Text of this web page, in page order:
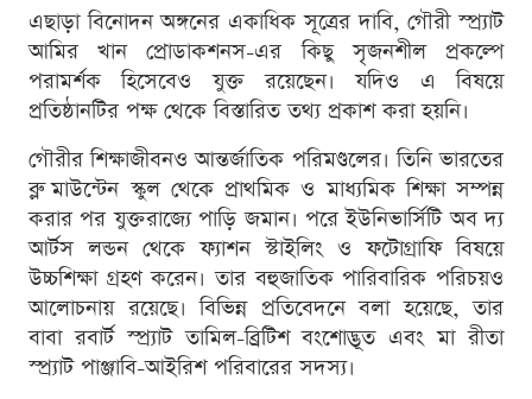
এছাড়া বিনোদন অঙ্গনের একাধিক সূত্রের দাবি, গৌরী স্প্র্যাট
আমির খান প্রোডাকশনস-এর কিছু সৃজনশীল প্রকল্পে
পরামর্শক হিসেবেও যুক্ত রয়েছেন। যদিও এ বিষয়ে
প্রতিষ্ঠানটির পক্ষ থেকে বিস্তারিত তথ্য প্রকাশ করা হয়নি।
গৌরীর শিক্ষাজীবনও আন্তর্জাতিক পরিমণ্ডলের। তিনি ভারতের
ব্লু মাউন্টেন স্কুল থেকে প্রাথমিক ও মাধ্যমিক শিক্ষা সম্পন্ন
করার পর যুক্তরাজ্যে পাড়ি জমান। পরে ইউনিভার্সিটি অব দ্য
আর্টস লন্ডন থেকে ফ্যাশন স্টাইলিং ও ফটোগ্রাফি বিষয়ে
উচ্চশিক্ষা গ্রহণ করেন। তার বহুজাতিক পারিবারিক পরিচয়ও
আলোচনায় রয়েছে। বিভিন্ন প্রতিবেদনে বলা হয়েছে, তার
বাবা রবার্ট স্প্র্যাট তামিল-ব্রিটিশ বংশোদ্ভূত এবং মা রীতা
স্প্র্যাট পাঞ্জাবি-আইরিশ পরিবারের সদস্য।